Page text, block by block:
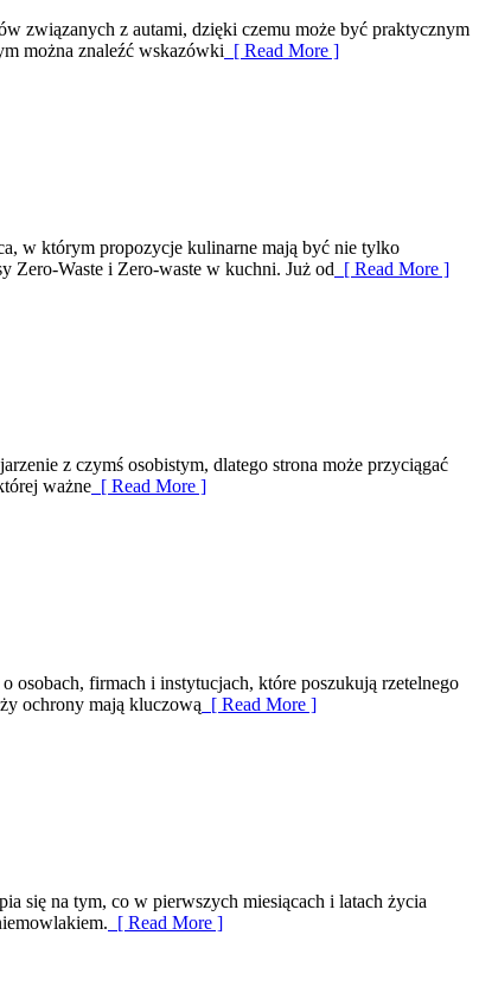
związanych z autami, dzięki czemu może być praktycznym
można znaleźć wskazówki [ Read More ]
w którym propozycje kulinarne mają być nie tylko
Zero-Waste i Zero-waste w kuchni. Już od [ Read More ]
z czymś osobistym, dlatego strona może przyciągać
ważne [ Read More ]
osobach, firmach i instytucjach, które poszukują rzetelnego
ochrony mają kluczową [ Read More ]
się na tym, co w pierwszych miesiącach i latach życia
[ Read More ]